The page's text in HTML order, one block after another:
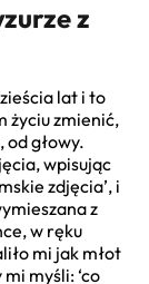
z
lat i to
życiu zmienić,
od głowy.
wpisując
zdjęcia’, i
z
w ręku
mi jak młot
myśli: ‘co